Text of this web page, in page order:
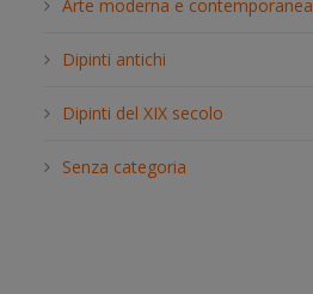
h
Arte moderna e contemporanea
Dipinti antichi
Dipinti del XIX secolo
Senza categoria